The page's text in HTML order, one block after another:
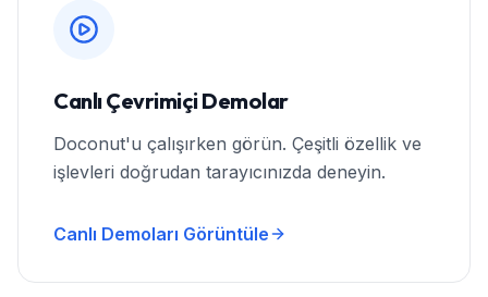
Canlı Çevrimiçi Demolar
Doconut'u çalışırken görün. Çeşitli özellik ve
işlevleri doğrudan tarayıcınızda deneyin.
Canlı Demoları Görüntüle